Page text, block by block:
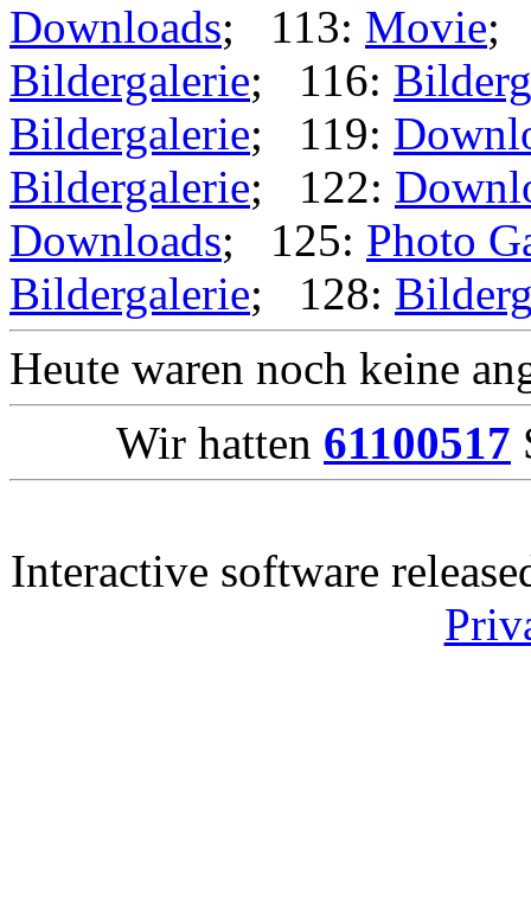
Downloads; 113: Movie;
Bildergalerie; 116:
Bildergalerie; 119:
Bildergalerie; 122:
Downloads; 125: Photo
Bildergalerie; 128:
Heute waren noch keine
Wir hatten 61100517
Interactive software